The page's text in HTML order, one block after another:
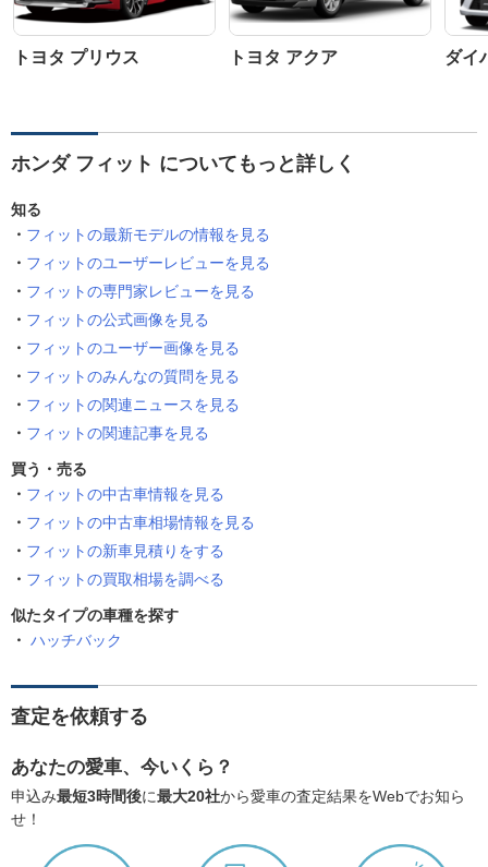
トヨタ プリウス トヨタ アクア ダイ
ホンダ フィット についてもっと詳しく
知る
フィットの最新モデルの情報を見る
フィットのユーザーレビューを見る
フィットの専門家レビューを見る
フィットの公式画像を見る
フィットのユーザー画像を見る
フィットのみんなの質問を見る
フィットの関連ニュースを見る
フィットの関連記事を見る
買う・売る
フィットの中古車情報を見る
フィットの中古車相場情報を見る
フィットの新車見積りをする
フィットの買取相場を調べる
似たタイプの車種を探す
ハッチバック
査定を依頼する
あなたの愛車、今いくら？
申込み最短3時間後に最大20社から愛車の査定結果をWebでお知ら
せ！